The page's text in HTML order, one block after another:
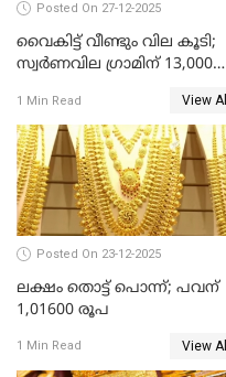
Posted On 27-12-2025
വൈകിട്ട് വീണ്ടും വില കൂടി;
സ്വർണവില ഗ്രാമിന് 13,000
റെക്കോർഡ്
1 Min Read View All
Posted On 23-12-2025
ലക്ഷം തൊട്ട് പൊന്ന്; പവന്
1,01600 രൂപ
1 Min Read View All